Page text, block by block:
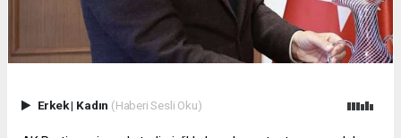
Erkek| Kadın (Haberi Sesli Oku)